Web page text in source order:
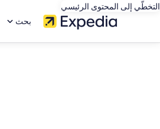
التخطّي إلى المحتوى الرئيسي
بحث